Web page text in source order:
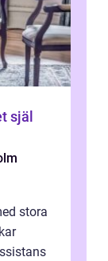
själ
stora